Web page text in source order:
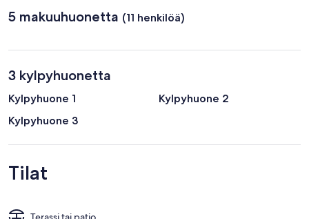
5 makuuhuonetta (11 henkilöä)
3 kylpyhuonetta
Kylpyhuone 1
Kylpyhuone 2
Kylpyhuone 3
Tilat